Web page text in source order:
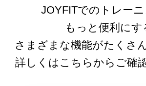
JOYFITでのトレー
もっと便利にす
さまざまな機能がたくさ
詳しくはこちらからご確